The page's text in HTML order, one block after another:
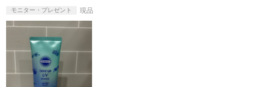
モニター・プレゼント 現品